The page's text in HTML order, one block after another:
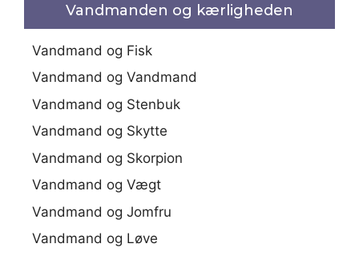
Vandmanden og kærligheden
Vandmand og Fisk
Vandmand og Vandmand
Vandmand og Stenbuk
Vandmand og Skytte
Vandmand og Skorpion
Vandmand og Vægt
Vandmand og Jomfru
Vandmand og Løve